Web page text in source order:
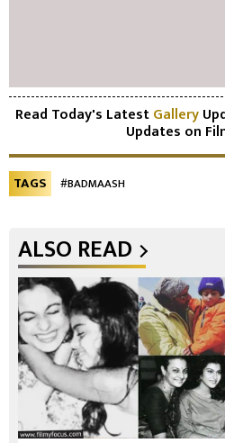
Read Today's LatestGallery
Updates on
TAGS #BADMAASH
ALSO READ